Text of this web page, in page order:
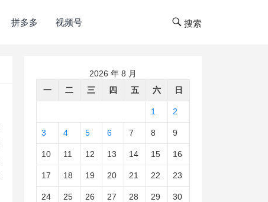
拼多多 视频号 搜索
2026 年 8 月
一
二 三 四 五 六 日
1 2
3 4 5 6 7 8 9
10 11 12 13 14 15 16
17 18 19 20 21 22 23
24 25 26 27 28 29 30